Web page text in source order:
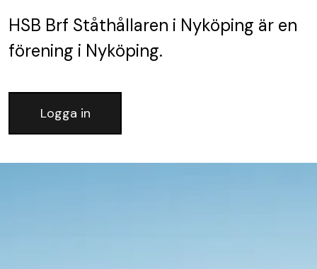
HSB Brf Ståthållaren i Nyköping är en
förening i Nyköping.
Logga in